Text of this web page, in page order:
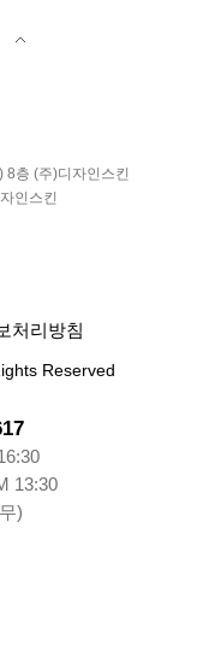
8층 (주)디자인스킨
인스킨
처리방침
Reserved
13:30
)